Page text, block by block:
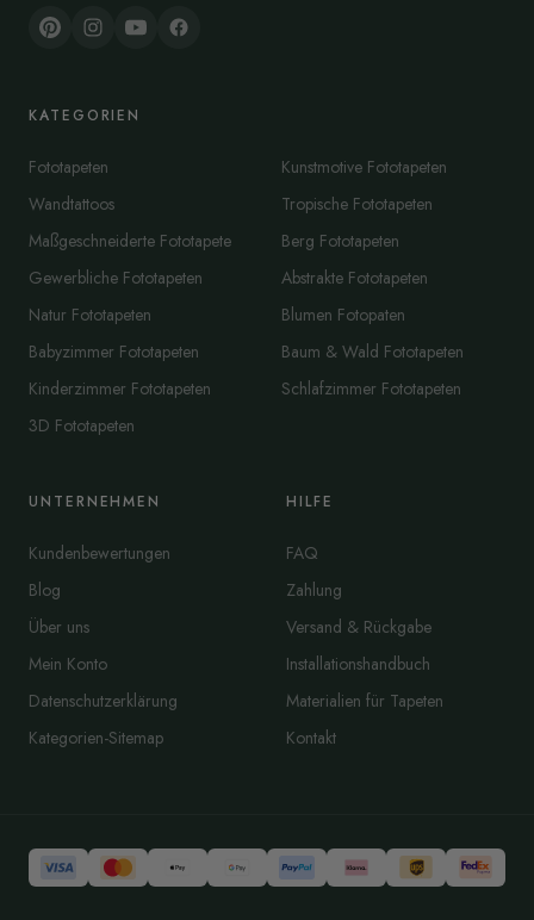
KATEGORIEN
Fototapeten
Wandtattoos
Maßgeschneiderte Fototapete
Gewerbliche Fototapeten
Natur Fototapeten
Babyzimmer Fototapeten
Kinderzimmer Fototapeten
3D Fototapeten
Kunstmotive Fototapeten
Tropische Fototapeten
Berg Fototapeten
Abstrakte Fototapeten
Blumen Fotopaten
Baum & Wald Fototapeten
Schlafzimmer Fototapeten
UNTERNEHMEN
Kundenbewertungen
Blog
Über uns
Mein Konto
Datenschutzerklärung
Kategorien-Sitemap
HILFE
FAQ
Zahlung
Versand & Rückgabe
Installationshandbuch
Materialien für Tapeten
Kontakt